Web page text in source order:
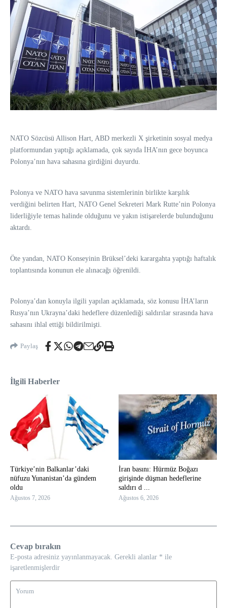
NATO Sözcüsü Allison Hart, ABD merkezli X şirketinin sosyal medya
platformundan yaptığı açıklamada, çok sayıda İHA’nın gece boyunca
Polonya’nın hava sahasına girdiğini duyurdu.
Polonya ve NATO hava savunma sistemlerinin birlikte karşılık
verdiğini belirten Hart, NATO Genel Sekreteri Mark Rutte’nin Polonya
liderliğiyle temas halinde olduğunu ve yakın istişarelerde bulunduğunu
aktardı.
Öte yandan, NATO Konseyinin Brüksel’deki karargahta yaptığı haftalık
toplantısında konunun ele alınacağı öğrenildi.
Polonya’dan konuyla ilgili yapılan açıklamada, söz konusu İHA’ların
Rusya’nın Ukrayna’daki hedeflere düzenlediği saldırılar sırasında hava
sahasını ihlal ettiği bildirilmişti.
Paylaş
İlgili Haberler
Türkiye’nin Balkanlar’daki
nüfuzu Yunanistan’da gündem
oldu
Ağustos 7, 2026
İran basını: Hürmüz Boğazı
girişinde düşman hedeflerine
saldırı d ...
Ağustos 6, 2026
Cevap bırakın
E-posta adresiniz yayınlanmayacak. Gerekli alanlar * ile
işaretlenmişlerdir